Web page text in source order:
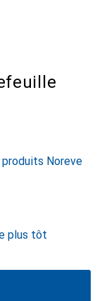
produits Noreve
plus tôt